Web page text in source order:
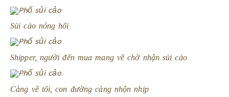
Sủi cảo nóng hổi
Shipper, người đến mua mang về chờ nhận sủi cảo
Càng về tối, con đường càng nhộn nhịp